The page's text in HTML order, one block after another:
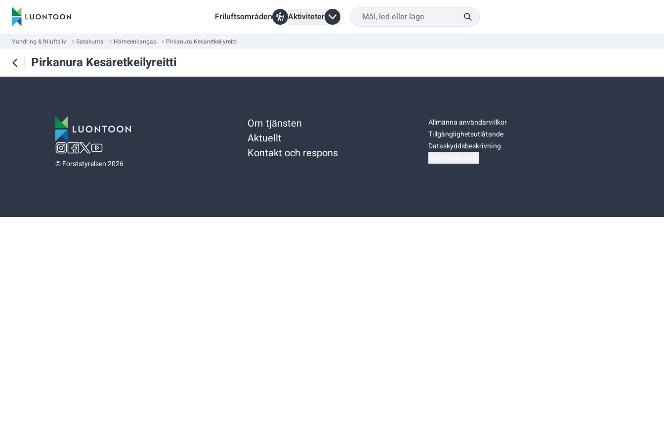
Friluftsområden Aktiviteter
Vandring & friluftsliv Satakunta Hämeenkangas Pirkanura Kesäretkeilyreitti
Pirkanura Kesäretkeilyreitti
©Forststyrelsen 2026
Om tjänsten
Aktuellt
Kontakt och respons
Allmänna användarvillkor
Tillgänglighetsutlåtande
Dataskyddsbeskrivning